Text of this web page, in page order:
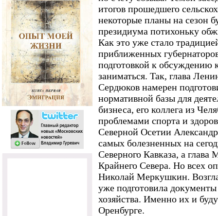
итогов прошедшего
некоторые планы на сезон
президиума потихоньку
Как это уже стало
приближенных
подготовкой к обсуждению
заниматься. Так, глава
Сердюков намерен
нормативной базы для
бизнеса, его коллега из
проблемами спорта и
Северной Осетии
самых болезненных на
Северного Кавказа, а
Крайнего Севера. Но всех
Николай Меркушкин.
уже подготовила
хозяйства. Именно их и
Оренбурге.